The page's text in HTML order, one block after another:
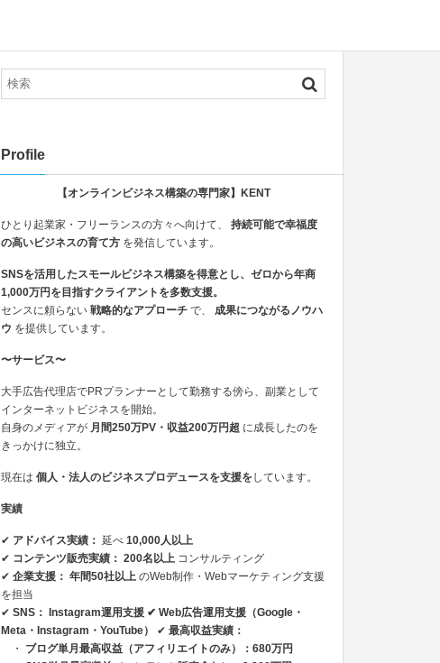
Profile
【オンラインビジネス構築の専門家】KENT
ひとり起業家・フリーランスの方々へ向けて、 持続可能で幸福度
の高いビジネスの育て方 を発信しています。
SNSを活用したスモールビジネス構築を得意とし、ゼロから年商
1,000万円を目指すクライアントを多数支援。
センスに頼らない 戦略的なアプローチ で、 成果につながるノウハ
ウ を提供しています。
〜サービス〜
大手広告代理店でPRプランナーとして勤務する傍ら、副業として
インターネットビジネスを開始。
自身のメディアが 月間250万PV・収益200万円超 に成長したのを
きっかけに独立。
現在は 個人・法人のビジネスプロデュースを支援をしています。
実績
✔ アドバイス実績： 延べ 10,000人以上
✔ コンテンツ販売実績： 200名以上 コンサルティング
✔ 企業支援： 年間50社以上 のWeb制作・Webマーケティング支援
を担当
✔ SNS： Instagram運用支援 ✔ Web広告運用支援（Google・
Meta・Instagram・YouTube） ✔ 最高収益実績：
・ ブログ単月最高収益（アフィリエイトのみ）：680万円